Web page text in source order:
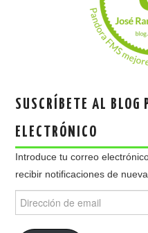
SUSCRÍBETE AL BLOG
ELECTRÓNICO
Introduce tu correo
recibir notificaciones de
de